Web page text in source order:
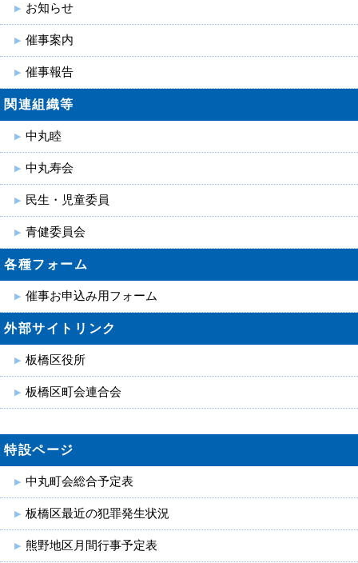
お知らせ
催事案内
催事報告
関連組織等
中丸睦
中丸寿会
民生・児童委員
青健委員会
各種フォーム
催事お申込み用フォーム
外部サイトリンク
板橋区役所
板橋区町会連合会
特設ページ
中丸町会総合予定表
板橋区最近の犯罪発生状況
熊野地区月間行事予定表